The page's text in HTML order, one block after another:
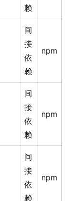
赖
间
接
依
赖
npm
间
接
依
赖
npm
间
接
依
赖
npm